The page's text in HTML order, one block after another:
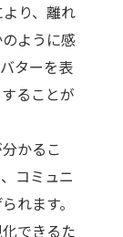
り、離れ
ように感
ターを表
ることが
かるこ
コミュニ
れます。
できるた